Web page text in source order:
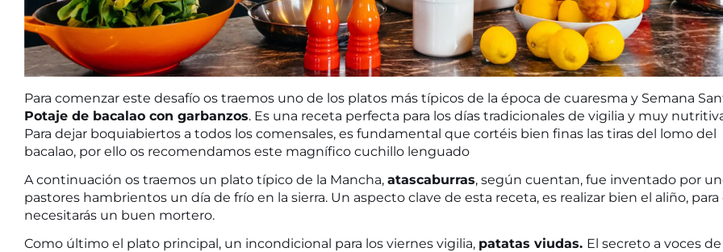
Para comenzar este desafío os traemos uno de los platos más típicos de la época de cuaresma y Semana
Potaje de bacalao con garbanzos. Es una receta perfecta para los días tradicionales de vigilia y muy
Para dejar boquiabiertos a todos los comensales, es fundamental que cortéis bien finas las tiras del lomo del
bacalao, por ello os recomendamos este magnífico cuchillo lenguado
A continuación os traemos un plato típico de la Mancha, atascaburras, según cuentan, fue inventado por
pastores hambrientos un día de frío en la sierra. Un aspecto clave de esta receta, es realizar bien el aliño, para
necesitarás un buen mortero.
Como último el plato principal, un incondicional para los viernes vigilia, patatas viudas. El secreto a voces de